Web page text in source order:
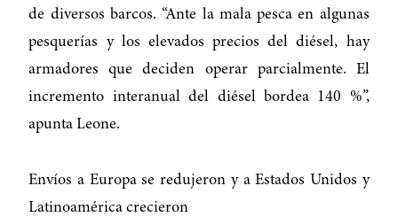
de diversos barcos. “Ante la mala pesca en algunas
pesquerías y los elevados precios del diésel, hay
armadores que deciden operar parcialmente. El
incremento interanual del diésel bordea 140 %”,
apunta Leone.
Envíos a Europa se redujeron y a Estados Unidos y
Latinoamérica crecieron